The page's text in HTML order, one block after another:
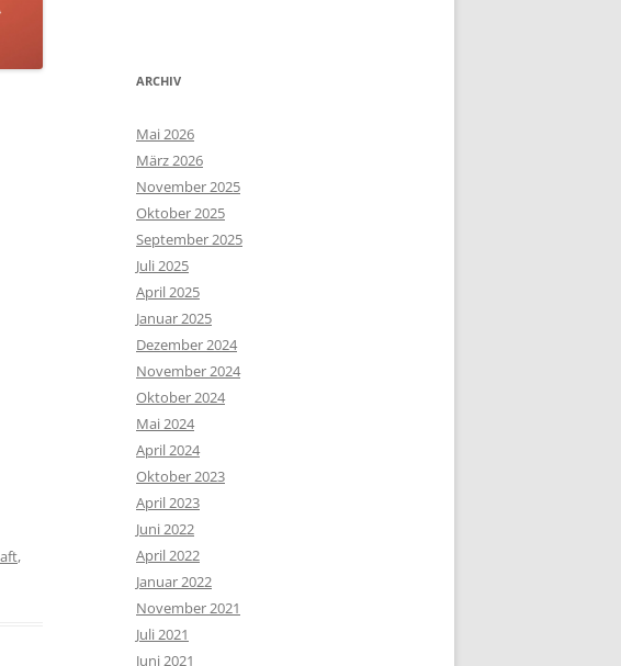
,
ARCHIV
Mai 2026
März 2026
November 2025
Oktober 2025
September 2025
Juli 2025
April 2025
Januar 2025
Dezember 2024
November 2024
Oktober 2024
Mai 2024
April 2024
Oktober 2023
April 2023
Juni 2022
April 2022
Januar 2022
November 2021
Juli 2021
Juni 2021